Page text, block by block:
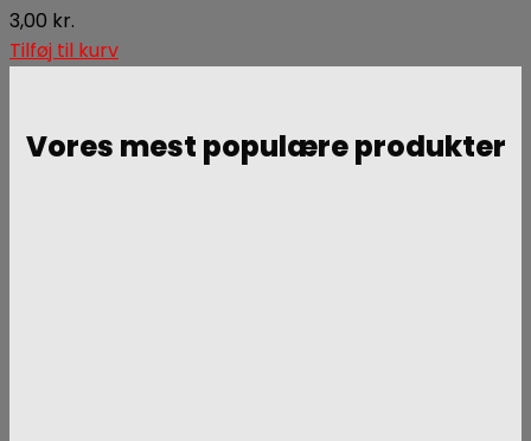
3,00 kr.
Tilføj til kurv
Vores mest populære produkter